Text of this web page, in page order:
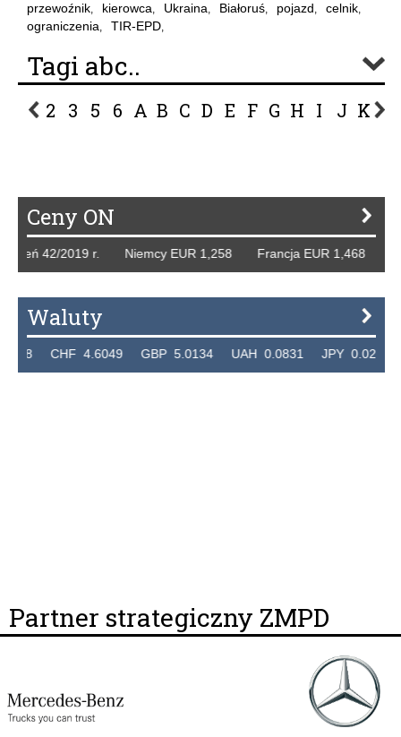
przewoźnik, kierowca, Ukraina, Białoruś, pojazd, celnik,
ograniczenia, TIR-EPD,
Tagi abc..
2 3 5 6 A B C D E F G H I J K L
Ceny ON
r. Niemcy EUR 1,258 Francja EUR 1,468
Waluty
4.6049 GBP 5.0134 UAH 0.0831 JPY 0.02359
Partner strategiczny ZMPD